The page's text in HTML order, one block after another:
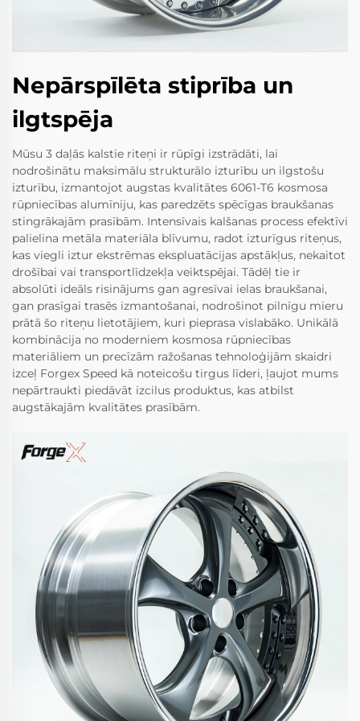
Nepārspīlēta stiprība un
ilgtspēja
Mūsu 3 daļās kalstie riteņi ir rūpīgi izstrādāti, lai
nodrošinātu maksimālu strukturālo izturību un ilgstošu
izturību, izmantojot augstas kvalitātes 6061-T6 kosmosa
rūpniecības alumīniju, kas paredzēts spēcīgas braukšanas
stingrākajām prasībām. Intensīvais kalšanas process efektīvi
palielina metāla materiāla blīvumu, radot izturīgus riteņus,
kas viegli iztur ekstrēmas ekspluatācijas apstākļus, nekaitot
drošībai vai transportlīdzekļa veiktspējai. Tādēļ tie ir
absolūti ideāls risinājums gan agresīvai ielas braukšanai,
gan prasīgai trasēs izmantošanai, nodrošinot pilnīgu mieru
prātā šo riteņu lietotājiem, kuri pieprasa vislabāko. Unikālā
kombinācija no moderniem kosmosa rūpniecības
materiāliem un precīzām ražošanas tehnoloģijām skaidri
izceļ Forgex Speed kā noteicošu tirgus līderi, ļaujot mums
nepārtraukti piedāvāt izcilus produktus, kas atbilst
augstākajām kvalitātes prasībām.